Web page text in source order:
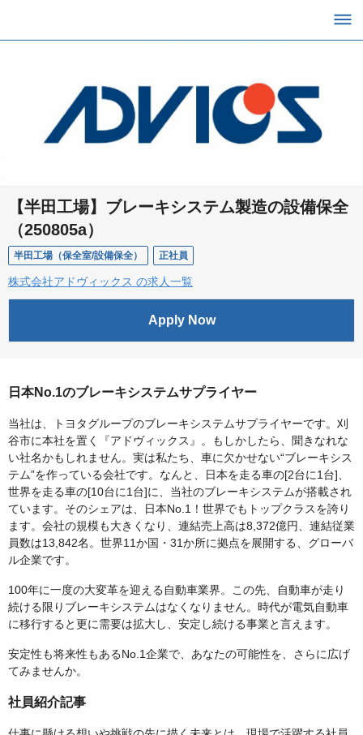
【半田工場】ブレーキシステム製造の設備保全
（250805a）
半田工場（保全室/設備保全） 正社員
株式会社アドヴィックス の求人一覧
Apply Now
日本No.1のブレーキシステムサプライヤー
当社は、トヨタグループのブレーキシステムサプライヤーです。刈
谷市に本社を置く『アドヴィックス』。もしかしたら、聞きなれな
い社名かもしれません。実は私たち、車に欠かせない“ブレーキシス
テム”を作っている会社です。なんと、日本を走る車の[2台に1台]、
世界を走る車の[10台に1台]に、当社のブレーキシステムが搭載され
ています。そのシェアは、日本No.1！世界でもトップクラスを誇り
ます。会社の規模も大きくなり、連結売上高は8,372億円、連結従業
員数は13,842名。世界11か国・31か所に拠点を展開する、グローバ
ル企業です。
100年に一度の大変革を迎える自動車業界。この先、自動車が走り
続ける限りブレーキシステムはなくなりません。時代が電気自動車
に移行すると更に需要は拡大し、安定し続ける事業と言えます。
安定性も将来性もあるNo.1企業で、あなたの可能性を、さらに広げ
てみませんか。
社員紹介記事